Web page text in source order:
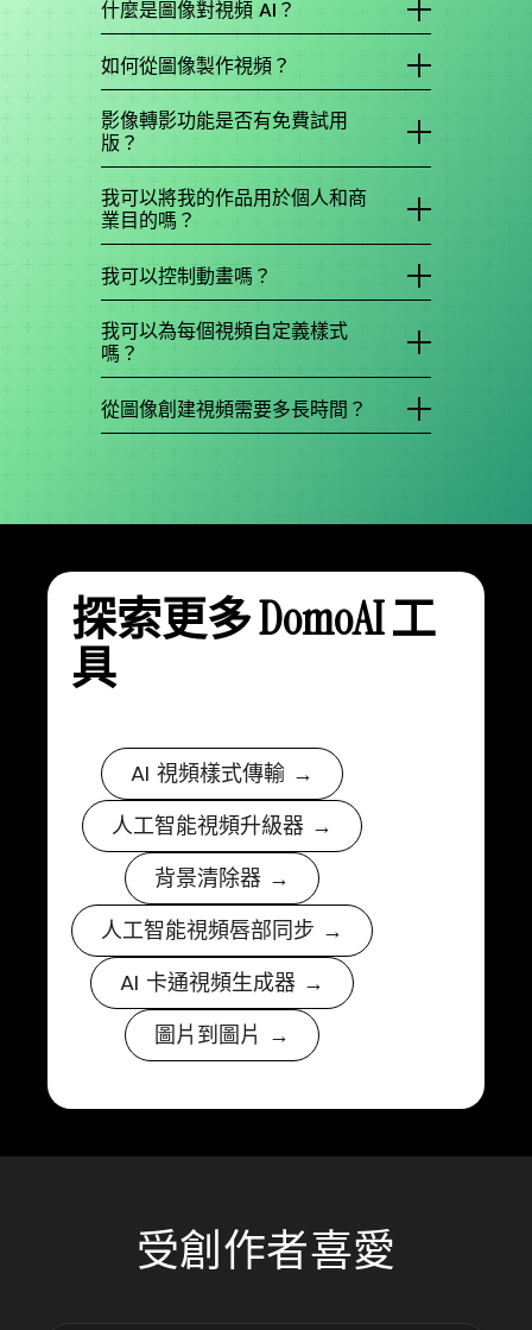
什麼是圖像對視頻 AI？
相片，AI 就會產生動作 — 物體移動、角色行動、
相機平移。DomoAI 的模型支持從動漫到逼真的
如何從圖像製作視頻？
文字提示 (或選取範本)。按一下「產生」。在不到
一分鐘內，您將準備好一個動畫視頻片段供下載或
進一步編輯。
影像轉影功能是否有免費試用
版？
為每月 6.99 美元，並在標準計劃中包括無限世代
的放鬆模式，無需額外的積分。
我可以將我的作品用於個人和商
業目的嗎？
用途。
我可以控制動畫嗎？
如「慢慢放大」或「角色笑」），或從我們易於使
用的範本中進行選擇即時效果，例如循環動畫、擁
抱或相機動作。
我可以為每個視頻自定義樣式
嗎？
的內容視頻到視頻功能。
從圖像創建視頻需要多長時間？
探索更多 DomoAI 工
具
AI 視頻樣式傳輸 →
人工智能視頻升級器 →
背景清除器 →
人工智能視頻唇部同步 →
AI 卡通視頻生成器 →
圖片到圖片 →
受創作者喜愛